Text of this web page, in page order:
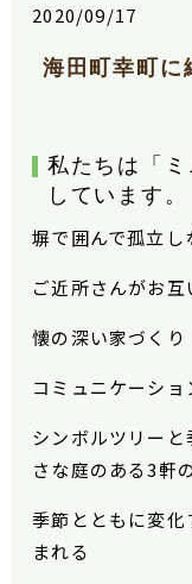
2020/09/17
海田町幸町に
私たちは「
しています。
塀で囲んで孤立し
ご近所さんがお
懐の深い家づくり
コミュニケーシ
シンボルツリー
さな庭のある3軒
季節とともに変
まれる